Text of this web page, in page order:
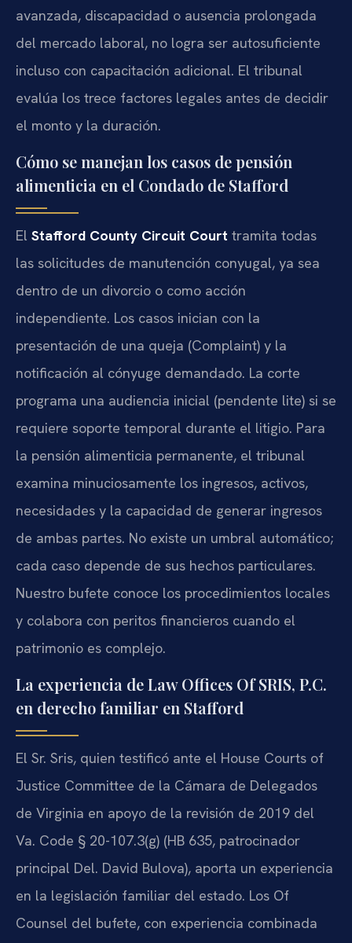
avanzada, discapacidad o ausencia prolongada
del mercado laboral, no logra ser autosuficiente
incluso con capacitación adicional. El tribunal
evalúa los trece factores legales antes de decidir
el monto y la duración.
Cómo se manejan los casos de pensión
alimenticia en el Condado de Stafford
El Stafford County Circuit Court tramita todas
las solicitudes de manutención conyugal, ya sea
dentro de un divorcio o como acción
independiente. Los casos inician con la
presentación de una queja (Complaint) y la
notificación al cónyuge demandado. La corte
programa una audiencia inicial (pendente lite) si se
requiere soporte temporal durante el litigio. Para
la pensión alimenticia permanente, el tribunal
examina minuciosamente los ingresos, activos,
necesidades y la capacidad de generar ingresos
de ambas partes. No existe un umbral automático;
cada caso depende de sus hechos particulares.
Nuestro bufete conoce los procedimientos locales
y colabora con peritos financieros cuando el
patrimonio es complejo.
La experiencia de Law Offices Of SRIS, P.C.
en derecho familiar en Stafford
El Sr. Sris, quien testificó ante el House Courts of
Justice Committee de la Cámara de Delegados
de Virginia en apoyo de la revisión de 2019 del
Va. Code § 20-107.3(g) (HB 635, patrocinador
principal Del. David Bulova), aporta un experiencia
en la legislación familiar del estado. Los Of
Counsel del bufete, con experiencia combinada